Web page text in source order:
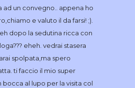
ad un convegno.. appena ho
e valuto il da farsi! ;).
dopo la sedutina ricca con
eheh. vedrai stasera
spolpata,ma spero
ti faccio il mio super
bocca al lupo per la visita col